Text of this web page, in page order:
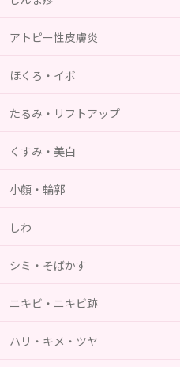
アトピー性皮膚炎
ほくろ・イボ
たるみ・リフトアップ
くすみ・美白
小顔・輪郭
しわ
シミ・そばかす
ニキビ・ニキビ跡
ハリ・キメ・ツヤ